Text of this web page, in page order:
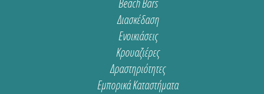
Beach Bars
Διασκέδαση
Ενοικιάσεις
Κρουαζιέρες
Δραστηριότητες
Εμπορικά Καταστήματα